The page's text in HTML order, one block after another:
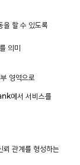
할 수 있도록
의미
영역으로
에서 서비스를
관계를 형성하는